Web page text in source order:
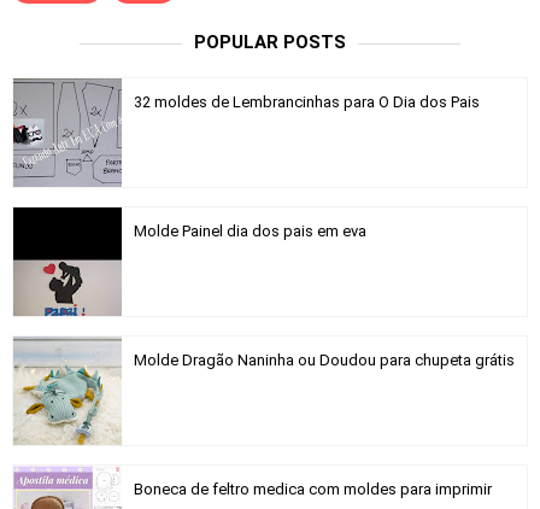
POPULAR POSTS
32 moldes de Lembrancinhas para O Dia dos Pais
Molde Painel dia dos pais em eva
Molde Dragão Naninha ou Doudou para chupeta grátis
Boneca de feltro medica com moldes para imprimir